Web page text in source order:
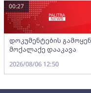
დოკუმენტების
მოქალაქე დააკავა
00:27
2026/08/06 12:50